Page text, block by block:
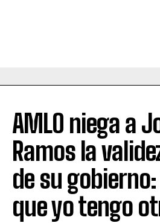
AMLO niega a
Ramos la
de su
que yo tengo